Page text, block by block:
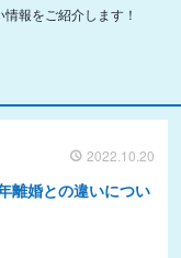
報をご紹介します！
2022.10.20
離婚との違いについ